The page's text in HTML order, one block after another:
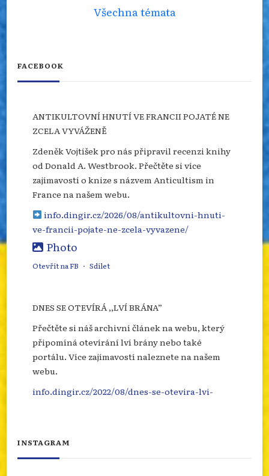
Všechna témata
FACEBOOK
ANTIKULTOVNÍ HNUTÍ VE FRANCII POJATÉ NE
ZCELA VYVÁŽENĚ
Zdeněk Vojtíšek pro nás připravil recenzi knihy
od Donald A. Westbrook. Přečtěte si více
zajímavostí o knize s názvem Anticultism in
France na našem webu.
info.dingir.cz/2026/08/antikultovni-hnuti-
ve-francii-pojate-ne-zcela-vyvazene/
Photo
Otevřít na FB · Sdílet
DNES SE OTEVÍRÁ ,,LVÍ BRÁNA”
Přečtěte si náš archivní článek na webu, který
připomíná otevírání lví brány nebo také
portálu. Více zajímavostí naleznete na našem
webu.
info.dingir.cz/2022/08/dnes-se-otevira-lvi-
Otevřít na FB
INSTAGRAM